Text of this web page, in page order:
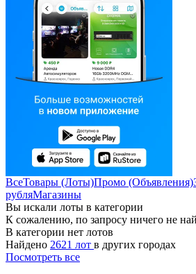
ВсеТовары (Лоты)Промо (Объявления)
рубляМагазины
Вы искали лоты в категории
К сожалению, по запросу ничего не
В категории нет лотов
Найдено 2621 лот в других городах
Посмотреть все